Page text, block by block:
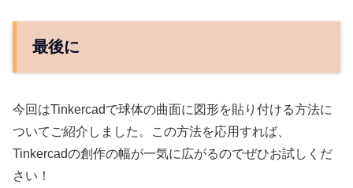
最後に
今回はTinkercadで球体の曲面に図形を貼り付ける方法に
ついてご紹介しました。この方法を応用すれば、
Tinkercadの創作の幅が一気に広がるのでぜひお試しくだ
さい！